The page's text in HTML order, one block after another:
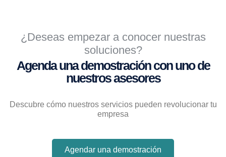
¿Deseas empezar a conocer nuestras
soluciones?
Agenda una demostración con uno de
nuestros asesores
Descubre cómo nuestros servicios pueden revolucionar tu
empresa
Agendar una demostración